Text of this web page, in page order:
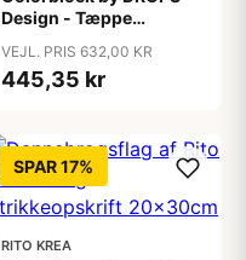
Design - Tæppe
cm
VEJL. PRIS 632,00 KR
445,35 kr
SPAR 17%
RITO KREA